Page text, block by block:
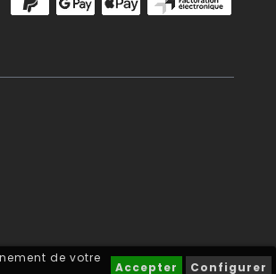
de votre
Accepter Configurer